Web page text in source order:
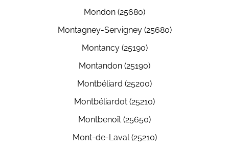
Mondon (25680)
Montagney-Servigney (25680)
Montancy (25190)
Montandon (25190)
Montbéliard (25200)
Montbéliardot (25210)
Montbenoît (25650)
Mont-de-Laval (25210)